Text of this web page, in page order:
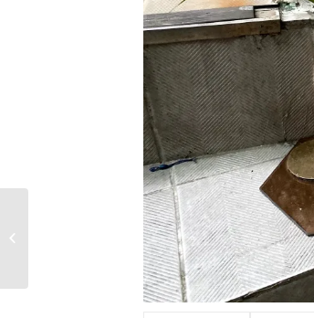
클라우드 네이티브 애플
리케이션 과 기존 애플